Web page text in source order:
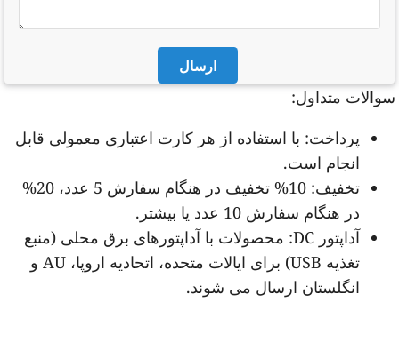
ارسال
متداول:
پرداخت: با استفاده از هر کارت اعتباری معمولی قابل
انجام است.
تخفیف: 10% تخفیف در هنگام سفارش 5 عدد، 20%
در هنگام سفارش 10 عدد یا بیشتر.
آداپتور DC: محصولات با آداپتورهای برق محلی (منبع
تغذیه USB) برای ایالات متحده، اتحادیه اروپا، AU و
انگلستان ارسال می شوند.